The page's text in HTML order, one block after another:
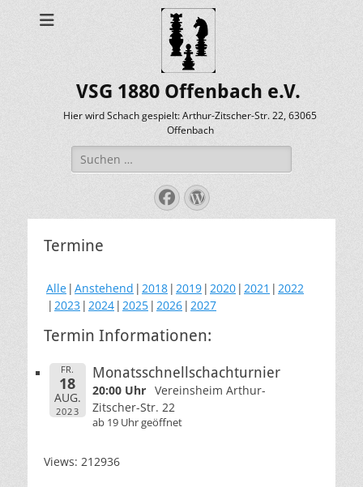
VSG 1880 Offenbach e.V.
Hier wird Schach gespielt: Arthur-Zitscher-Str. 22, 63065
Offenbach
Suche
nach:
Facebook
WordPress
Termine
Alle Anstehend 2018 2019 2020 2021
2022
2023 2024 2025 2026 2027
Termin Informationen:
FR.
18
AUG.
2023
Monatsschnellschachturnier
20:00 Uhr Vereinsheim Arthur-
Zitscher-Str. 22
ab 19 Uhr geöffnet
Views: 212936